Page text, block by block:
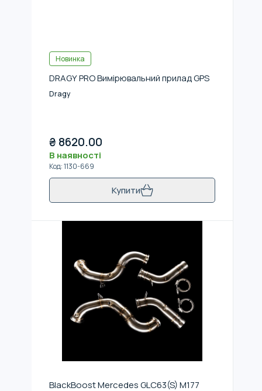
Новинка
DRAGY PRO Вимірювальний прилад GPS
Dragy
₴ 8620.00
В наявності
Код:1130-669
Купити
BlackBoost Mercedes GLC63(S) M177